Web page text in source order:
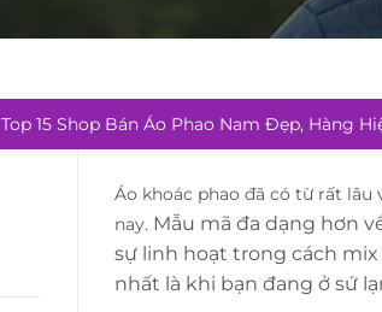
Top 15 Shop Bán Áo Phao Nam Đẹp, Hàng
Áo khoác phao đã có từ rất
nay. Mẫu mã đa dạng hơn
sự linh hoạt trong cách mix
nhất là khi bạn đang ở sứ